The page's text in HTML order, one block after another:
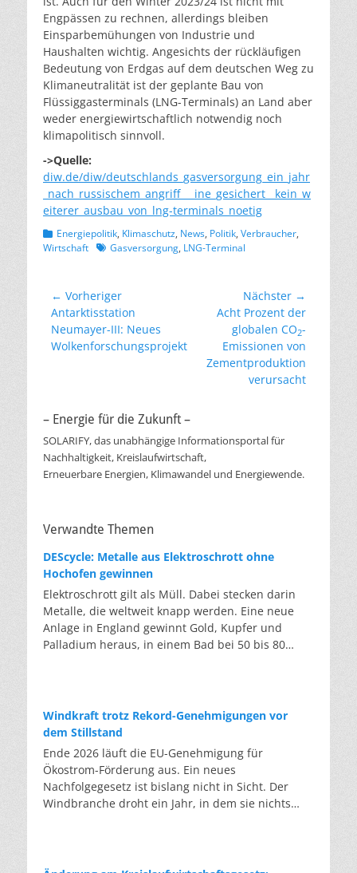
Engpässen zu rechnen, allerdings bleiben
Einsparbemühungen von Industrie und
Haushalten wichtig. Angesichts der rückläufigen
Bedeutung von Erdgas auf dem deutschen Weg zu
Klimaneutralität ist der geplante Bau von
Flüssiggasterminals (LNG-Terminals) an Land aber
weder energiewirtschaftlich notwendig noch
klimapolitisch sinnvoll.
->Quelle:
diw.de/diw/deutschlands_gasversorgung_ein_jahr
_nach_russischem_angriff___ine_gesichert__kein_w
eiterer_ausbau_von_lng-terminals_noetig
Kategorien
Energiepolitik, Klimaschutz, News, Politik, Verbraucher,
Wirtschaft Schlagworte
Gasversorgung, LNG-Terminal
Beitragsnavigation
← Vorheriger
Vorheriger
Beitrag:
Antarktisstation
Neumayer-III: Neues
Wolkenforschungsprojekt
Nächster →
NächsterAcht Prozent der
globalen CO2-
Emissionen von
Zementproduktion
verursacht
– Energie für die Zukunft –
SOLARIFY, das unabhängige Informationsportal für
Nachhaltigkeit, Kreislaufwirtschaft,
Erneuerbare Energien, Klimawandel und Energiewende.
Verwandte Themen
DEScycle: Metalle aus Elektroschrott ohne
Hochofen gewinnen
Elektroschrott gilt als Müll. Dabei stecken darin
Metalle, die weltweit knapp werden. Eine neue
Anlage in England gewinnt Gold, Kupfer und
Palladium heraus, in einem Bad bei 50 bis 80
tausend Grad ein. Energieintensiv und nur im
industriellen Großmaßstab möglich. Das Londoner
Start-up DEScycle hat im englischen Teesside eine
Demonstrationsanlage eröffnet, die ohne diese
Hitze auskommt: Ein chemisches Bad löst die
Metalle bei 50 bis 80 Grad heraus, statt sie
einzuschmelzen. Das Verfahren heißt Iono-
Windkraft trotz Rekord-Genehmigungen vor
dem Stillstand
Ende 2026 läuft die EU-Genehmigung für
Ökostrom-Förderung aus. Ein neues
Nachfolgegesetz ist bislang nicht in Sicht. Der
Windbranche droht ein Jahr, in dem sie nichts